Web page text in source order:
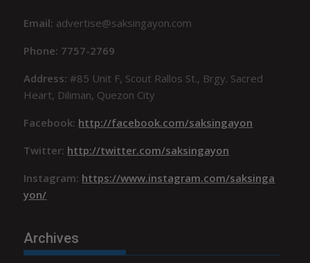
Email: advertise@saksingayon.com
Phone: 7757-2769
Address:#85 Unit F, Scout Rallos St., Brgy. Sacred
Heart, Diliman, Quezon City
Facebook: http://facebook.com/saksingayon
Twitter: http://twitter.com/saksingayon
Instagram: https://www.instagram.com/saksinga
yon/
Archives